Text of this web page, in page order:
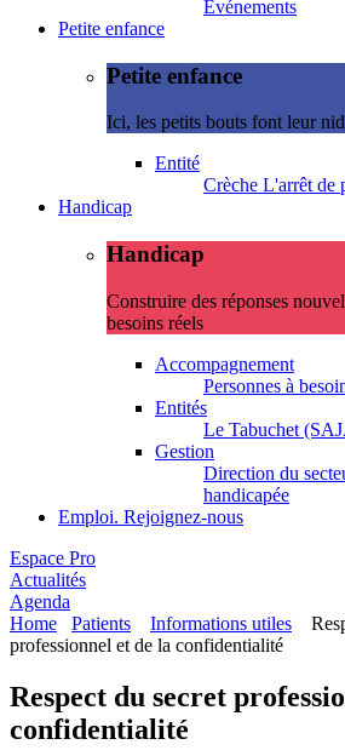
Evénements
Petite enfance
Petite enfance
Ici, les petits bouts font leur
Entité
Crèche L'arrêt de
Handicap
Handicap
Construire des réponses
besoins réels
Accompagnement
Personnes à
Entités
Le Tabuchet
Gestion
Direction du
handicapée
Emploi. Rejoignez-nous
Espace Pro
Actualités
Agenda
Home
Patients Informations utiles
professionnel et de la confidentialité
Respect du secret
confidentialité